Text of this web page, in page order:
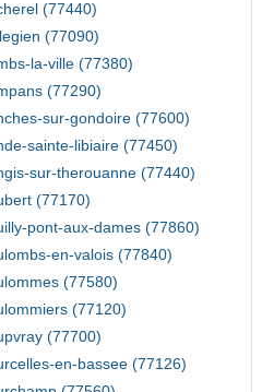
(77440)
(77090)
la-ville (77380)
(77290)
sur-gondoire (77600)
sainte-libiaire (77450)
sur-therouanne (77440)
(77170)
pont-aux-dames (77860)
en-valois (77840)
(77580)
(77120)
(77700)
en-bassee (77126)